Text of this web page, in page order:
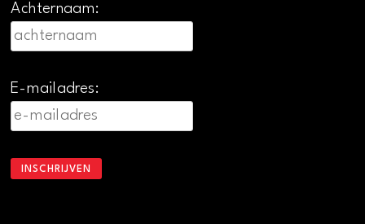
Achternaam:
E-mailadres: